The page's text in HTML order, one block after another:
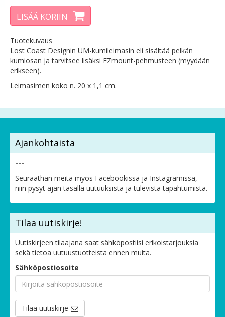
LISÄÄ KORIIN
Tuotekuvaus
Lost Coast Designin UM-kumileimasin eli sisältää pelkän
kumiosan ja tarvitsee lisäksi EZmount-pehmusteen (myydään
erikseen).
Leimasimen koko n. 20 x 1,1 cm.
Ajankohtaista
---
Seuraathan meitä myös Facebookissa ja Instagramissa,
niin pysyt ajan tasalla uutuuksista ja tulevista tapahtumista.
Tilaa uutiskirje!
Uutiskirjeen tilaajana saat sähköpostiisi erikoistarjouksia
sekä tietoa uutuustuotteista ennen muita.
Sähköpostiosoite
Tilaa uutiskirje